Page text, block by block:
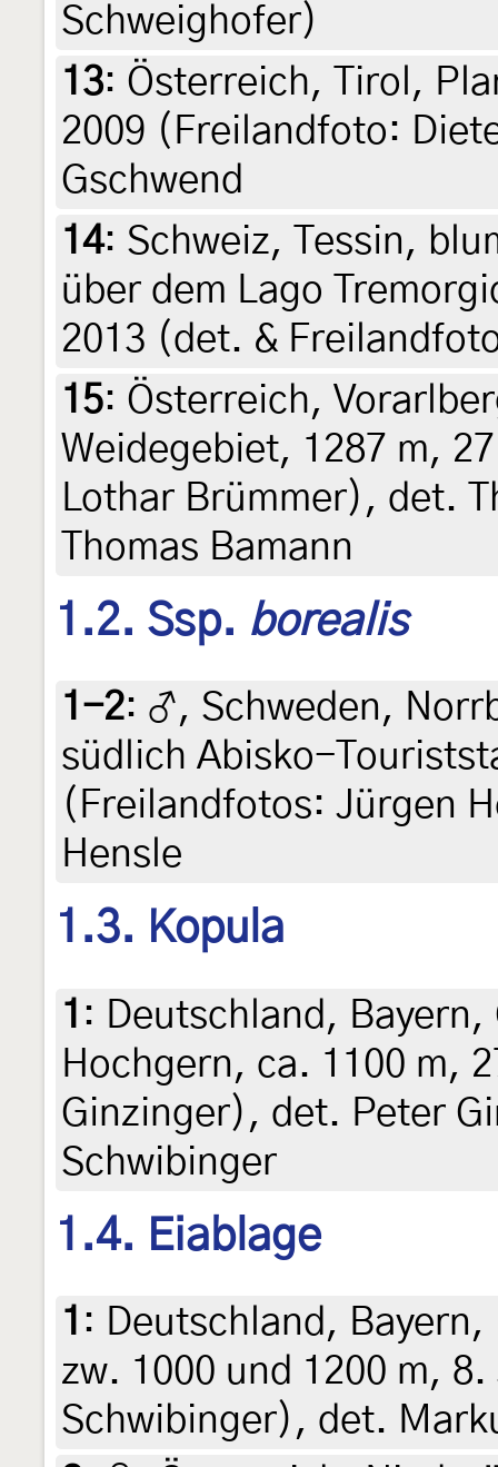
Schweighofer)
13: Österreich, Tirol,
2009 (Freilandfoto:
Gschwend
14: Schweiz, Tessin,
über dem Lago
2013 (det. &
15: Österreich,
Weidegebiet, 1287 m,
Lothar Brümmer), det.
Thomas Bamann
1.2. Ssp. borealis
1-2: ♂, Schweden,
südlich Abisko-
(Freilandfotos: Jürgen
Hensle
1.3. Kopula
1 : Deutschland,
Hochgern, ca. 1100 m,
Ginzinger), det. Peter
Schwibinger
1.4. Eiablage
1 : Deutschland,
zw. 1000 und 1200 m,
Schwibinger), det.